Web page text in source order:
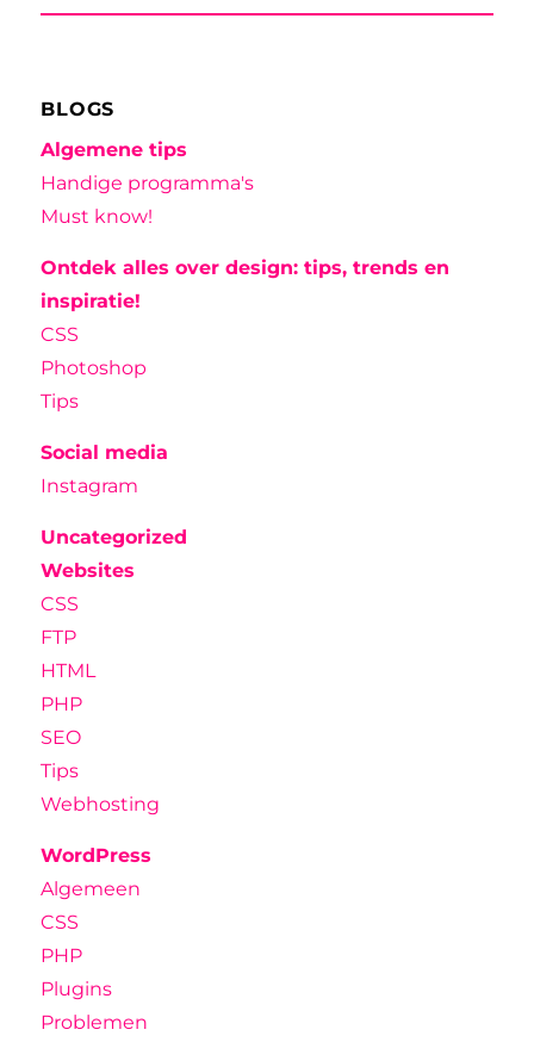
BLOGS
Algemene tips
Handige programma's
Must know!
Ontdek alles over design: tips, trends en
inspiratie!
CSS
Photoshop
Tips
Social media
Instagram
Uncategorized
Websites
CSS
FTP
HTML
PHP
SEO
Tips
Webhosting
WordPress
Algemeen
CSS
PHP
Plugins
Problemen